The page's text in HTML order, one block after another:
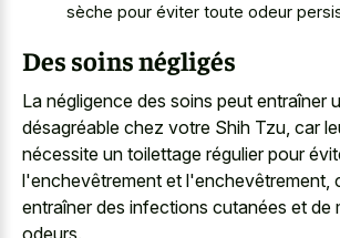
sèche pour éviter toute odeur
Des soins négligés
La négligence des soins peut entraîner
désagréable chez votre Shih Tzu, car
nécessite un toilettage régulier pour
l'enchevêtrement et l'enchevêtrement,
entraîner des infections cutanées et de